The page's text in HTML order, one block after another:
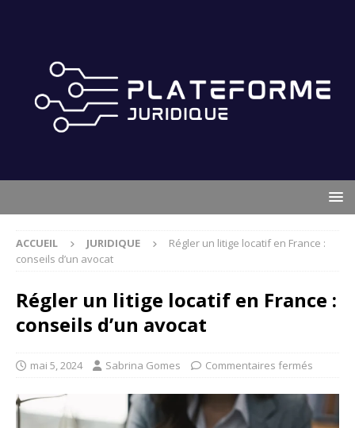
ACCUEIL JURIDIQUE
Régler un litige locatif en France :
conseils d’un avocat
Régler un litige locatif en France :
conseils d’un avocat
mai 5, 2024 Sabrina Gomes Commentaires fermés